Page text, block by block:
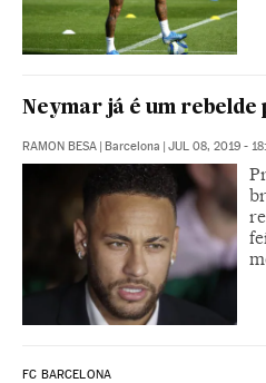
Neymar já é um rebelde
RAMON BESA | Barcelona | JUL 08, 2019 -
FC BARCELONA